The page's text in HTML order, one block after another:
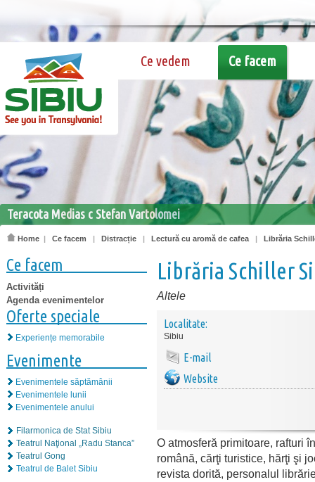
Ce vedem Ce facem
Teracota Medias c Stefan Vartolomei
Home | Ce facem | Distracție | Lectură cu aromă de cafea | Librăria
Ce facem
Activități
Agenda evenimentelor
Oferte speciale
Experiențe memorabile
Evenimente
Evenimentele săptămânii
Evenimentele lunii
Evenimentele anului
Filarmonica de Stat Sibiu
Teatrul Naţional „Radu Stanca”
Teatrul Gong
Teatrul de Balet Sibiu
Librăria Schiller
Altele
Localitate:
Sibiu
E-mail
Website
O atmosferă primitoare, rafturi
română, cărţi turistice, hărţi şi
revista dorită, personalul